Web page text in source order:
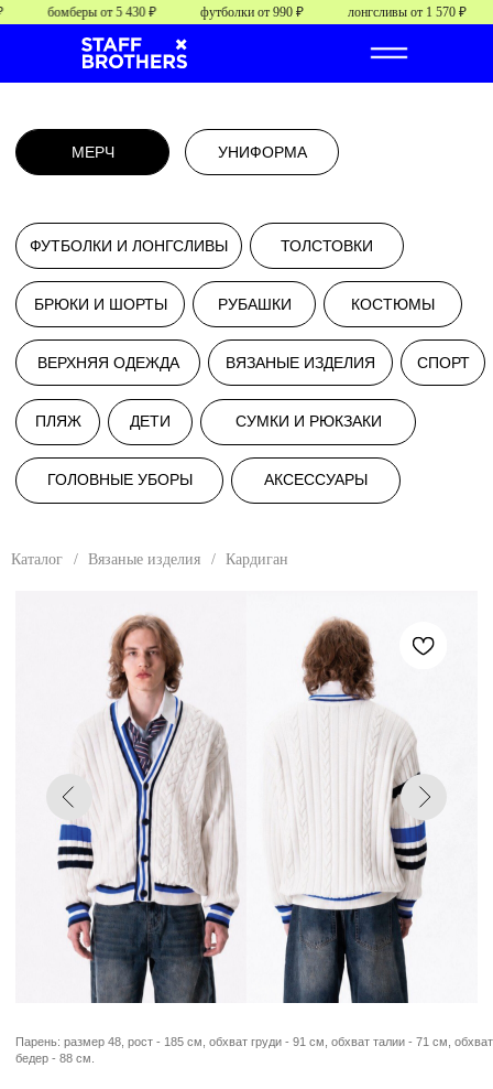
бомберы от 5 430 ₽ футболки от 990 ₽ лонгсливы от 1 570 ₽
ФУТБОЛКИ И ЛОНГСЛИВЫ ТОЛСТОВКИ
ВЯЗАНЫЕ ИЗДЕЛИЯ
ГОЛОВНЫЕ УБОРЫ
СУМКИ И РЮКЗАКИ
ДЕТИ
ПЛЯЖ
АКСЕССУАРЫ
Каталог / Вязаные изделия / Кардиган
КАРДИГАН ОВЕРСАЙЗ
Вязаный кардиган унисекс. Оверсайз силуэт,
слегка удлиненная линия плеча. V-образный
вырез горловины. Застёжка на пуговицы.
Горловина, пройма и низ изделия обработаны
вязаной резинкой.
от от 0000 руб/шт.
РАЗМЕРЫ
Парень: размер 48, рост - 185 см, обхват груди - 91 см, обхват талии - 71 см, обхват